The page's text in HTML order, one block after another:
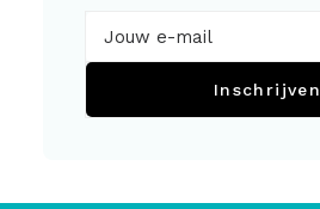
Inschrijven